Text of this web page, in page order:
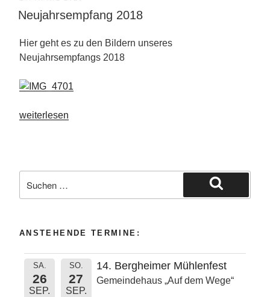
AM
Neujahrsempfang 2018
Hier geht es zu den Bildern unseres
Neujahrsempfangs 2018
„Neujahrsempfang
weiterlesen
nach:
Suchen
ANSTEHENDE TERMINE:
SA.
26
SEP.
SO.
27
SEP.
14. Bergheimer Mühlenfest
Gemeindehaus „Auf dem Wege“